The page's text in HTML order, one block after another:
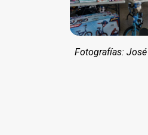
Fotografías: